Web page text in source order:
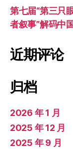
第七届“第三只
者叙事”解码中
近期评论
归档
2026 年 1 月
2025 年 12 月
2025 年 9 月